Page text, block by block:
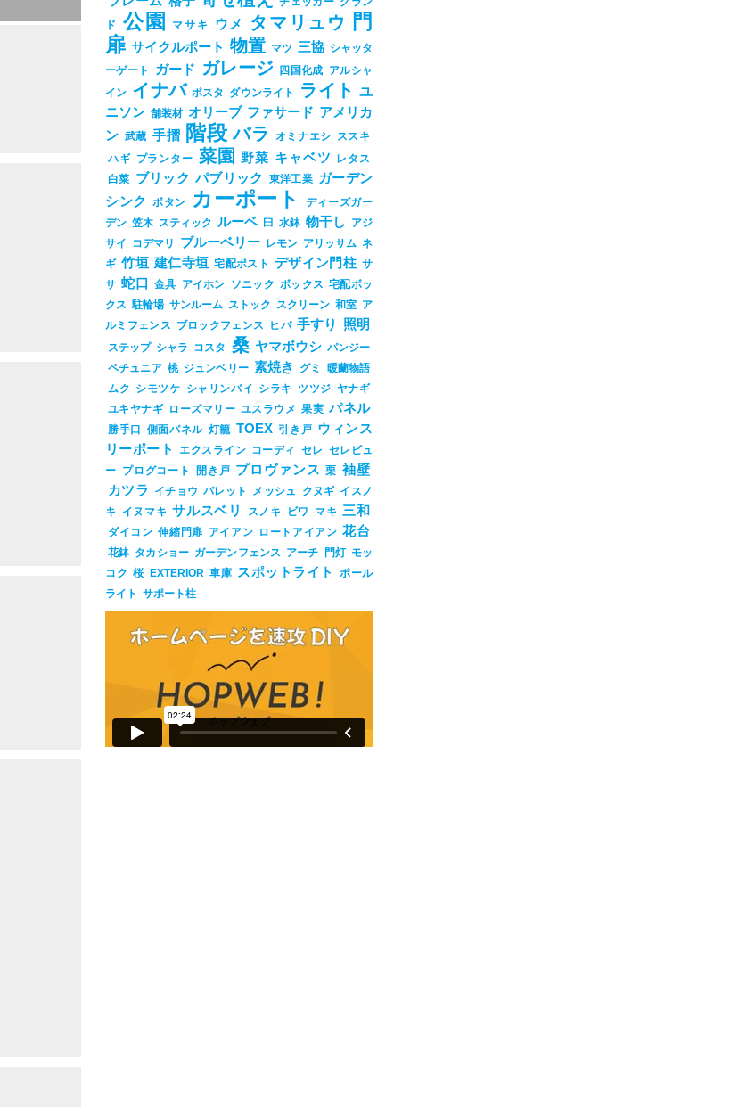
ド
公園 マサキ ウメ タマリュウ
門
扉 サイクルポート 物置 マツ 三協 シャッタ
ーゲート
ガード ガレージ 四国化成 アルシャ
イン イナバ ポスタ ダウンライト ライト ユ
ニソン 舗装材 オリーブ ファサード アメリカ
ン 武蔵 手摺 階段 バラ オミナエシ ススキ
ハギ プランター 菜園 野菜 キャベツ
レタス
白菜 ブリック パブリック 東洋工業 ガーデン
シンク
ボタン カーポート
ディーズガー
デン 笠木 スティック ルーベ 臼 水鉢 物干し アジ
サイ コデマリ ブルーベリー レモン アリッサム ネ
ギ 竹垣 建仁寺垣 宅配ポスト デザイン門柱 サ
サ 蛇口 金具 アイホン ソニック ボックス 宅配ボッ
クス 駐輪場 サンルーム ストック スクリーン 和室 ア
ルミフェンス ブロックフェンス ヒバ 手すり 照明
ステップ シャラ コスタ 桑 ヤマボウシ パンジー
ペチュニア 桃 ジュンベリー 素焼き グミ
暖蘭物語
ムク シモツケ シャリンバイ シラキ ツツジ ヤナギ
ユキヤナギ ローズマリー ユスラウメ 果実 パネル
勝手口 側面パネル 灯籠 TOEX 引き戸 ウィンス
リーポート
エクスライン コーディ セレ セレビュ
ー プログコート 開き戸 プロヴァンス 栗 袖壁
カツラ
イチョウ パレット メッシュ クヌギ イスノ
キ
イヌマキ サルスベリ スノキ ビワ マキ 三和
ダイコン 伸縮門扉 アイアン ロートアイアン 花台
花鉢 タカショー ガーデンフェンス アーチ 門灯 モッ
コク 桜 EXTERIOR 車庫 スポットライト
ポール
ライト サポート柱